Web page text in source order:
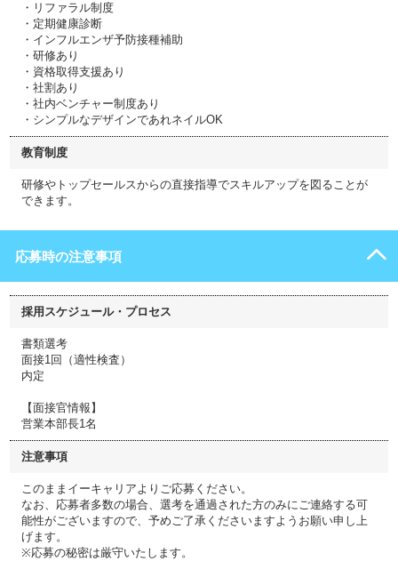
・リファラル制度
・定期健康診断
・インフルエンザ予防接種補助
・研修あり
・資格取得支援あり
・社割あり
・社内ベンチャー制度あり
・シンプルなデザインであれネイルOK
教育制度
研修やトップセールスからの直接指導でスキルアップを図ることが
できます。
応募時の注意事項
採用スケジュール・プロセス
書類選考
面接1回（適性検査）
内定
【面接官情報】
営業本部長1名
注意事項
このままイーキャリアよりご応募ください。
なお、応募者多数の場合、選考を通過された方のみにご連絡する可
能性がございますので、予めご了承くださいますようお願い申し上
げます。
※応募の秘密は厳守いたします。